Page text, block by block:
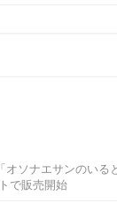
オソナエサンのいる
で販売開始